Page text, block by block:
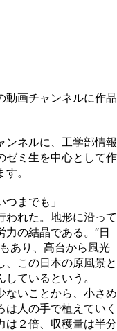
動画チャンネルに作品
ンネルに、工学部情報
ゼミ生を中心として作
。
までも」
われた。地形に沿って
の結晶である。“日
あり、高台から風光
、この日本の原風景と
ているという。
ないことから、小さめ
人の手で植えていく
は２倍、収穫量は半分